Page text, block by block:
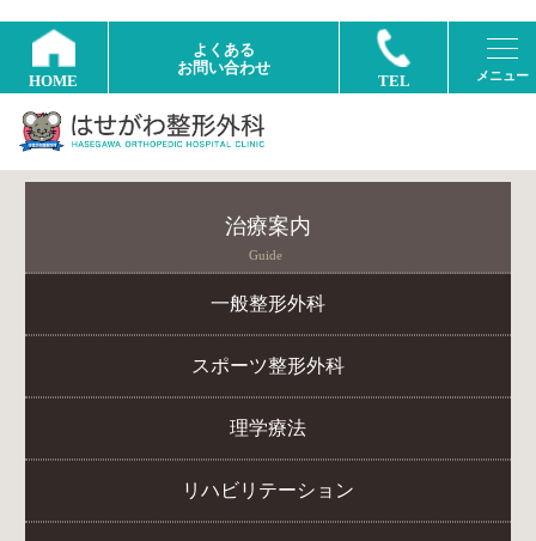
HOME
よくある
お問い合わせ
TEL
治療案内
Guide
一般整形外科
スポーツ整形外科
理学療法
リハビリテーション